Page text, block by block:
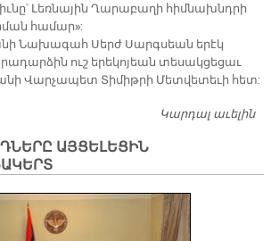
Լեռնային Ղարաբաղի հիմնախնդրի
համար»:
Նախագահ Սերժ Սարգսեան երէկ
ուշ երեկոյեան տեսակցեցաւ
Վարչապետ Տիմիթրի Մետվետեւի հետ:
Կարդալ աւելին
ԱՅՑԵԼԵՑԻՆ